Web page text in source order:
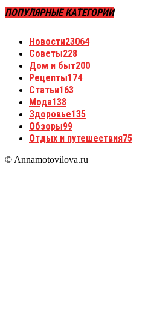
ПОПУЛЯРНЫЕ КАТЕГОРИИ
Новости23064
Советы228
Дом и быт200
Рецепты174
Статьи163
Мода138
Здоровье135
Обзоры99
Отдых и путешествия75
© Annamotovilova.ru